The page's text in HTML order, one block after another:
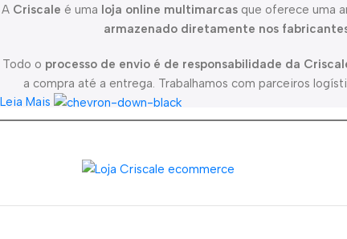
A Criscale é uma loja online multimarcasque oferece uma
armazenado diretamente nos
Todo o processo de envio é de responsabilidade da
a compra até a entrega. Trabalhamos com parceiros
Comprar naCriscaleé ter a segurança de umaplataforma
Leia Mais